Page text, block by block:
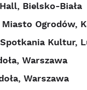
Bielsko-Biała
Ogrodów,
Kultur,
Warszawa
Warszawa